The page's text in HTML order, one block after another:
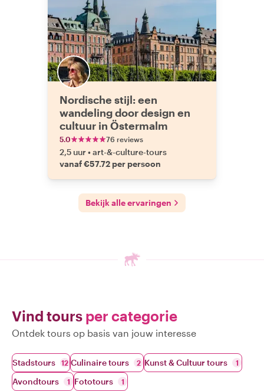
Nordische stijl: een
wandeling door design en
cultuur in Östermalm
5.0 76 reviews
2,5 uur •art-&-culture-tours
vanaf €57.72 per persoon
Bekijk alle ervaringen
Vind tours per categorie
Ontdek tours op basis van jouw interesse
Stadstours 12 Culinaire tours 2 Kunst & Cultuur tours 1
Avondtours 1 Fototours 1